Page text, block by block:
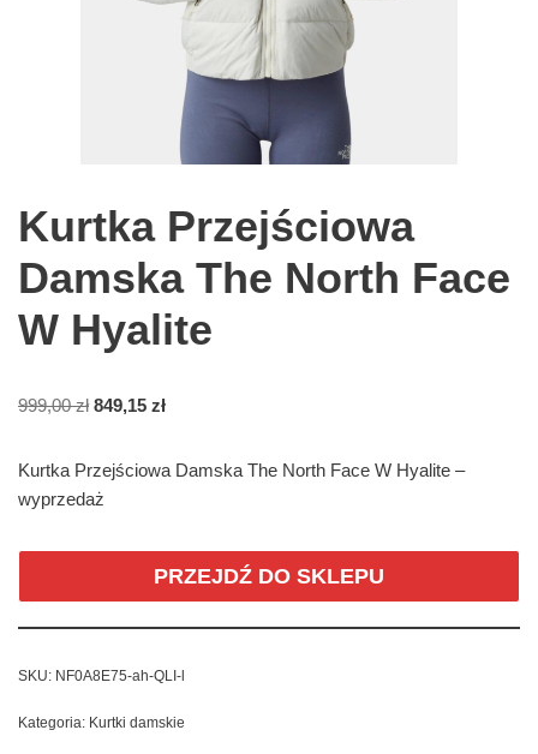
Kurtka Przejściowa
Damska The North Face
W Hyalite
999,00zł 849,15 zł
Kurtka Przejściowa Damska The North Face W Hyalite –
wyprzedaż
PRZEJDŹ DO SKLEPU
SKU: NF0A8E75-ah-QLI-l
Kategoria: Kurtki damskie